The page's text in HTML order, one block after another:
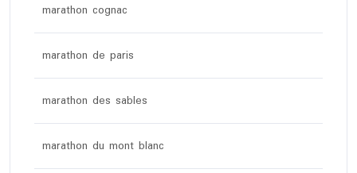
marathon cognac
marathon de paris
marathon des sables
marathon du mont blanc